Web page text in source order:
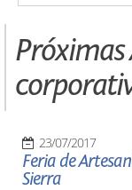
Próximas
23/07/2017
Feria de
Sierra